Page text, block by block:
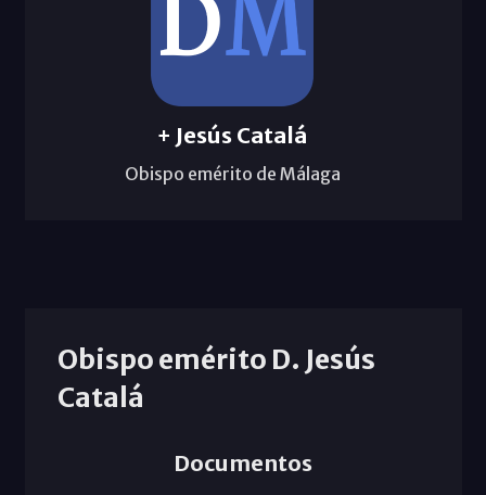
+ Jesús Catalá
Obispo emérito de Málaga
Obispo emérito D. Jesús
Catalá
Documentos